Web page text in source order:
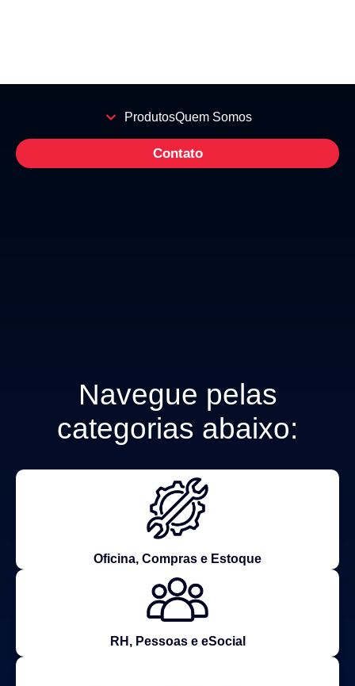
ProdutosQuem Somos
Contato
Navegue pelas
categorias abaixo:
Oficina, Compras e Estoque
RH, Pessoas e eSocial